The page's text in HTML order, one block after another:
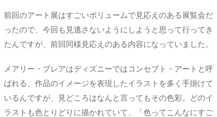
前回のアート展はすごいボリュームで見応えのある展覧会だ
ったので、今回も見逃さないようにしようと思って行ってき
たんですが、前回同様見応えのある内容になっていました。
メアリー・ブレアはディズニーではコンセプト・アートと呼
ばれる、作品のイメージを表現したイラストを多く手掛けて
いるんですが、見どころはなんと言ってもその色彩。どのイ
ラストも色とりどりに描かれていて、「色ってこんなにすご